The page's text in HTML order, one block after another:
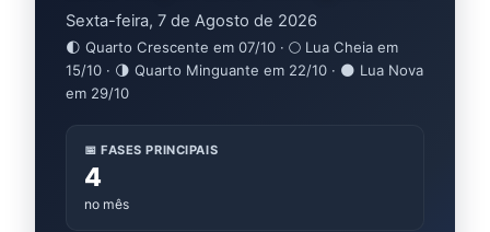
Sexta-feira, 7 de Agosto de 2026
🌓 Quarto Crescente em 07/10 · 🌕 Lua Cheia em
15/10 · 🌗 Quarto Minguante em 22/10 · 🌑 Lua Nova
em 29/10
📅 FASES PRINCIPAIS
4
no mês